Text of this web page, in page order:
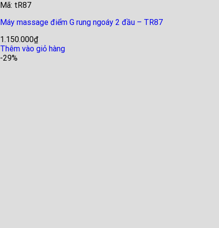
Mã: tR87
Máy massage điểm G rung ngoáy 2 đầu – TR87
1.150.000₫
Thêm vào giỏ hàng
-29%